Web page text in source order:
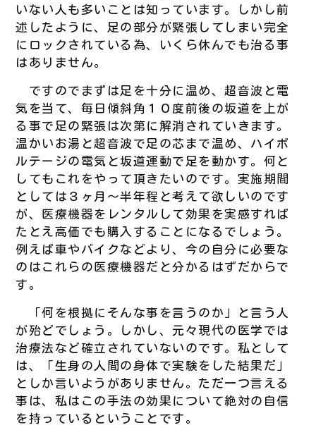
いない人も多いことは知っています。しかし前
述したように、足の部分が緊張してしまい完全
にロックされている為、いくら休んでも治る事
はありません。
ですのでまずは足を十分に温め、超音波と電
気を当て、毎日傾斜角１０度前後の坂道を上が
る事で足の緊張は次第に解消されていきます。
温かいお湯と超音波で足の芯まで温め、ハイボ
ルテージの電気と坂道運動で足を動かす。何と
してもこれをやって頂きたいのです。実施期間
としては３ヶ月～半年程と考えて欲しいのです
が、医療機器をレンタルして効果を実感すれば
たとえ高価でも購入することになるでしょう。
例えば車やバイクなどより、今の自分に必要な
のはこれらの医療機器だと分かるはずだからで
す。
「何を根拠にそんな事を言うのか」と言う人
が殆どでしょう。しかし、元々現代の医学では
治療法など確立されていないのです。私として
は、「生身の人間の身体で実験をした結果だ」
としか言いようがありません。ただ一つ言える
事は、私はこの手法の効果について絶対の自信
を持っているということです。